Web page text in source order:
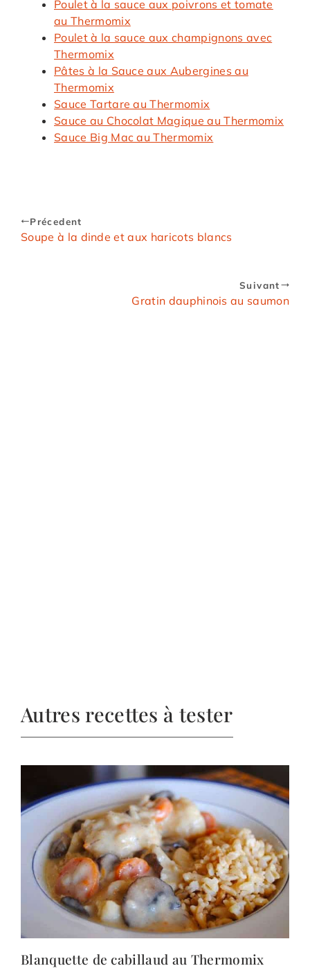
Poulet à la sauce aux poivrons et tomate
au Thermomix
Poulet à la sauce aux champignons avec
Thermomix
Pâtes à la Sauce aux Aubergines au
Thermomix
Sauce Tartare au Thermomix
Sauce au Chocolat Magique au Thermomix
Sauce Big Mac au Thermomix
Précedent
Soupe à la dinde et aux haricots blancs
Suivant
Gratin dauphinois au saumon
Autres recettes à tester
Blanquette de cabillaud au Thermomix